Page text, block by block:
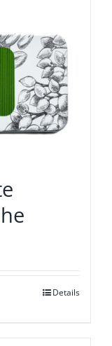
Details